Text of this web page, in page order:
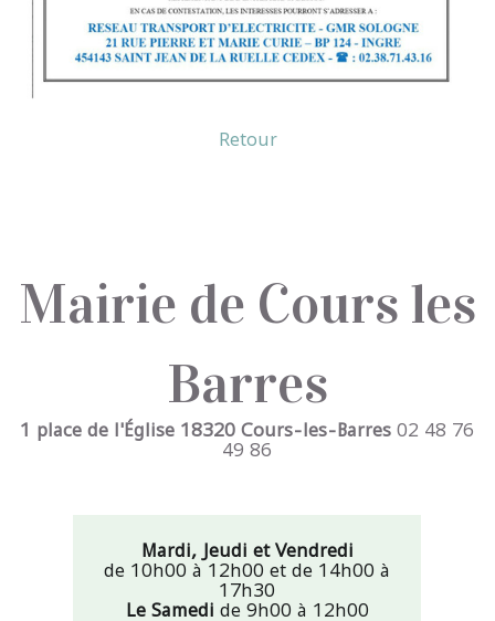
Retour
Mairie de Cours les
Barres
1 place de l'Église 18320 Cours-les-Barres 02 48 76
49 86
Mardi, Jeudi et Vendredi
de 10h00 à 12h00 et de 14h00 à
17h30
Le Samedi de 9h00 à 12h00